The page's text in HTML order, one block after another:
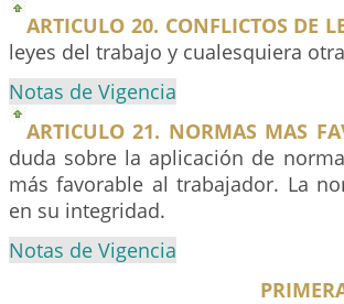
ARTICULO 20. CONFLICTOS DE
leyes del trabajo y cualesquiera
Notas de Vigencia
ARTICULO 21. NORMAS MAS
duda sobre la aplicación de
más favorable al trabajador. La
en su integridad.
Notas de Vigencia